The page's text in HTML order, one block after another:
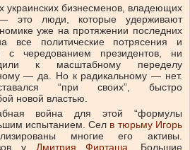
украинских бизнесменов, владеющих
это люди, которые удерживают
уже на протяжении последних
все политические потрясения и
чередованием президентов, ни
к масштабному переделу
— да. Но к радикальному — нет.
“при своих”, быстро
новой властью.
война для этой “формулы
испытанием. Сел в тюрьму Игорь
многие его активы.
у Дмитрия Фирташа . Большие